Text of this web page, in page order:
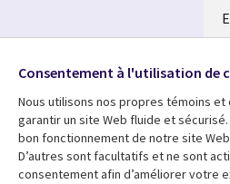
Suivez-nous
Social
Media
Global
FR
Consentement à l'utilisation de
Nous utilisons nos propres témoins et
garantir un site Web fluide et
bon fonctionnement de notre site
D’autres sont facultatifs et ne sont
consentement afin d’améliorer votre